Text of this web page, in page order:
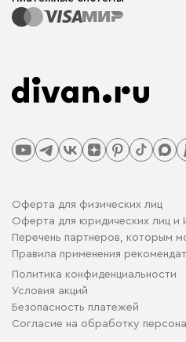
Оферта для физических лиц
Оферта для юридических лиц и
Перечень партнеров, которым
Правила применения
Политика конфиденциальности
Условия акций
Безопасность платежей
Cогласие на обработку